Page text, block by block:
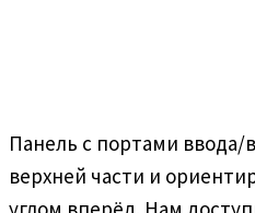
Панель с портами ввода/
верхней части и